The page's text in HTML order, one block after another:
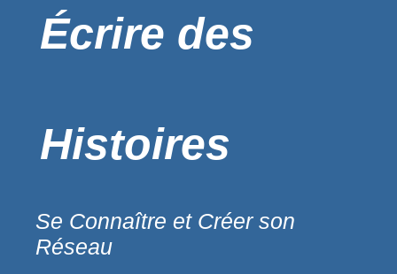
Écrire des
Histoires
Se Connaître et Créer son
Réseau